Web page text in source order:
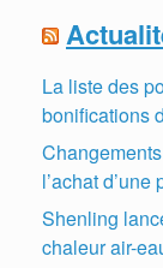
La liste des
bonifications
l’achat
Shenling
chaleur air-